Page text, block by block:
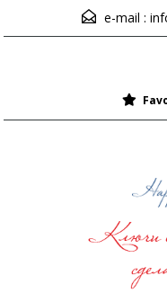
e-mail :